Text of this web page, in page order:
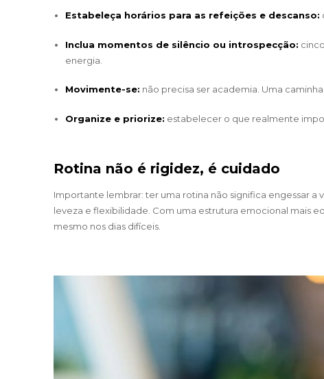
Estabeleça horários para as refeições e descanso:
Inclua momentos de silêncio ou introspecção:
energia.
Movimente-se: não precisa ser academia. Uma
Organize e priorize: estabelecer o que realmente
Rotina não é rigidez, é cuidado
Importante lembrar: ter uma rotina não significa engessar
leveza e flexibilidade. Com uma estrutura emocional mais
mesmo nos dias difíceis.